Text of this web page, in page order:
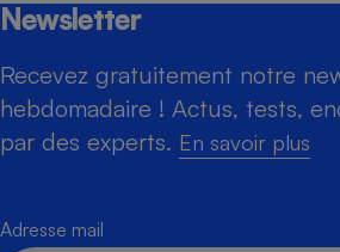
Newsletter
Recevez gratuitement notre
hebdomadaire ! Actus, tests,
par des experts. En savoir plus
Adresse mail